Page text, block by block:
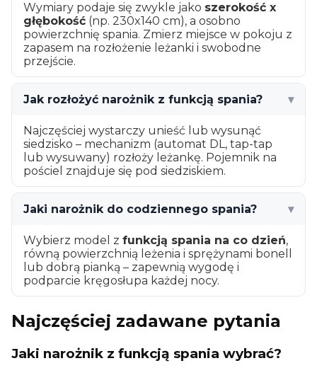
Wymiary podaje się zwykle jako szerokość x
głębokość (np. 230x140 cm), a osobno
powierzchnię spania. Zmierz miejsce w pokoju z
zapasem na rozłożenie leżanki i swobodne
przejście.
Jak rozłożyć narożnik z funkcją spania? ▾
Najczęściej wystarczy unieść lub wysunąć
siedzisko – mechanizm (automat DL, tap-tap
lub wysuwany) rozłoży leżankę. Pojemnik na
pościel znajduje się pod siedziskiem.
Jaki narożnik do codziennego spania? ▾
Wybierz model z funkcją spania na co dzień,
równą powierzchnią leżenia i sprężynami bonell
lub dobrą pianką – zapewnią wygodę i
podparcie kręgosłupa każdej nocy.
Najczęściej zadawane pytania
Jaki narożnik z funkcją spania wybrać?